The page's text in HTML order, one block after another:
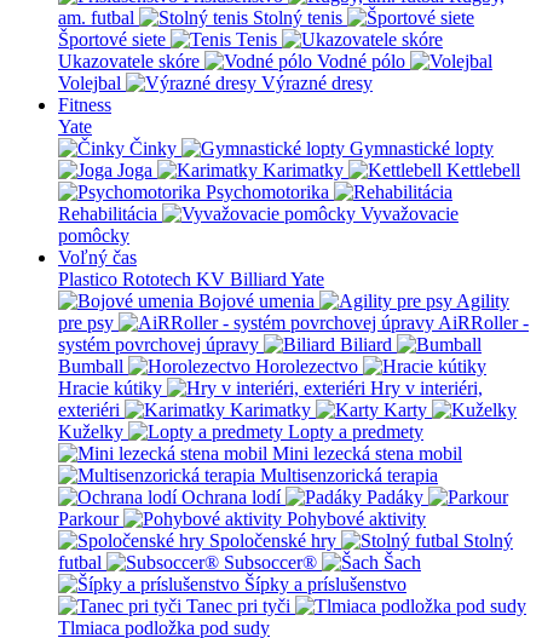
am. futbal
Stolný tenis
Športové siete
Tenis
Ukazovatele skóre
Vodné pólo
Volejbal
Výrazné dresy
Fitness
Yate
Činky
Gymnastické lopty
Joga
Karimatky
Kettlebell
Psychomotorika
Rehabilitácia
Vyvažovacie
pomôcky
Voľný čas
Plastico Rototech KV Billiard Yate
Bojové umenia
Agility
pre psy
AiRRoller -
systém povrchovej úpravy
Biliard
Bumball
Horolezectvo
Hracie kútiky
Hry v interiéri,
exteriéri
Karimatky
Karty
Kuželky
Lopty a predmety
Mini lezecká stena mobil
Multisenzorická terapia
Ochrana lodí
Padáky
Parkour
Pohybové aktivity
Spoločenské hry
Stolný
futbal
Subsoccer®
Šach
Šípky a príslušenstvo
Tanec pri tyči
Tlmiaca podložka pod sudy